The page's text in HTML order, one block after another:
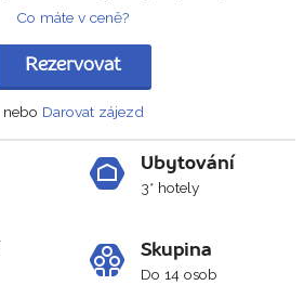
Co máte v ceně?
Rezervovat
nebo Darovat zájezd
Ubytování
3* hotely
Skupina
Do 14 osob